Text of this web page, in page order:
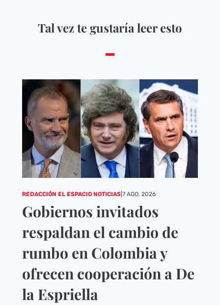
Tal vez te gustaría leer esto
REDACCIÓN EL ESPACIO NOTICIAS| 7 AGO, 2026
Gobiernos invitados
respaldan el cambio de
rumbo en Colombia y
ofrecen cooperación a De
la Espriella